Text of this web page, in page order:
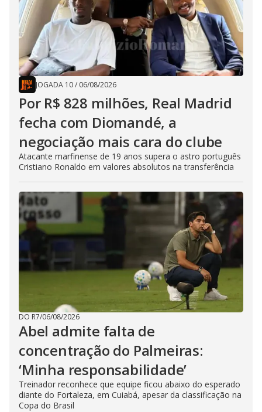
JOGADA 10/ 06/08/2026
Por R$ 828 milhões, Real Madrid
fecha com Diomandé, a
negociação mais cara do clube
Atacante marfinense de 19 anos supera o astro português
Cristiano Ronaldo em valores absolutos na transferência
DO R7/06/08/2026
Abel admite falta de
concentração do Palmeiras:
‘Minha responsabilidade’
Treinador reconhece que equipe ficou abaixo do esperado
diante do Fortaleza, em Cuiabá, apesar da classificação na
Copa do Brasil